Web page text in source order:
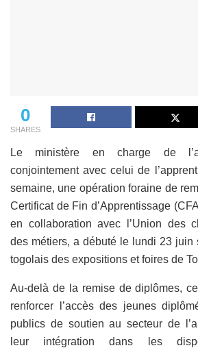
0
SHARES
Le ministère en charge de
conjointement avec celui de
semaine, une opération foraine de
Certificat de Fin d’Apprentissage
en collaboration avec l’Union des
des métiers, a débuté le lundi 23 juin
togolais des expositions et foires de
Au-delà de la remise de diplômes,
renforcer l’accès des jeunes
publics de soutien au secteur de
leur intégration dans les